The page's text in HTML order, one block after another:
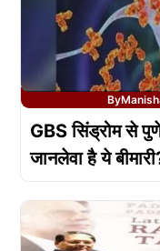
By
GBS सिंड्रोम से
जानलेवा है ये